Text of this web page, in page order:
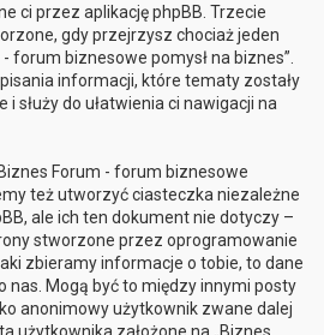
ci przez aplikację phpBB. Trzecie
gdy przejrzysz chociaż jeden
forum biznesowe pomysł na biznes”.
informacji, które tematy zostały
służy do ułatwienia ci nawigacji na
Forum - forum biznesowe
też utworzyć ciasteczka niezależne
ale ich ten dokument nie dotyczy –
stworzone przez oprogramowanie
zbieramy informacje o tobie, to dane
nas. Mogą być to między innymi posty
anonimowy użytkownik zwane dalej
użytkownika założone na „Biznes